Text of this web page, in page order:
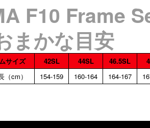
F10 Frame
まかな目安
サイズ 42SL 44SL 46.5SL
（cm）
154-159 160-164 164-167